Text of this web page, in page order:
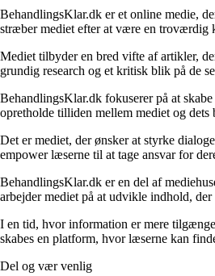
BehandlingsKlar.dk er et online medie,
stræber mediet efter at være en troværdig
Mediet tilbyder en bred vifte af artikler,
grundig research og et kritisk blik på de
BehandlingsKlar.dk fokuserer på at
opretholde tilliden mellem mediet og
Det er mediet, der ønsker at styrke
empower læserne til at tage ansvar for
BehandlingsKlar.dk er en del af
arbejder mediet på at udvikle indhold,
I en tid, hvor information er mere
skabes en platform, hvor læserne kan
Del og vær venlig